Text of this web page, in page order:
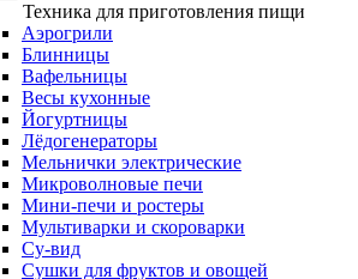
Техника для приготовления пищи
Аэрогрили
Блинницы
Вафельницы
Весы кухонные
Йогуртницы
Лёдогенераторы
Мельнички электрические
Микроволновые печи
Мини-печи и ростеры
Мультиварки и скороварки
Су-вид
Сушки для фруктов и овощей